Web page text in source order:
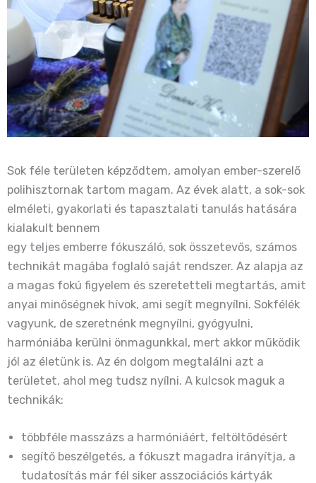
Sok féle területen képződtem, amolyan ember-szerelő
polihisztornak tartom magam. Az évek alatt, a sok-sok
elméleti, gyakorlati és tapasztalati tanulás hatására
kialakult bennem
egy teljes emberre fókuszáló, sok összetevős, számos
technikát magába foglaló saját rendszer. Az alapja az
a magas fokú figyelem és szeretetteli megtartás, amit
anyai minőségnek hívok, ami segít megnyílni. Sokfélék
vagyunk, de szeretnénk megnyílni, gyógyulni,
harmóniába kerülni önmagunkkal, mert akkor működik
jól az életünk is. Az én dolgom megtalálni azt a
területet, ahol meg tudsz nyílni. A kulcsok maguk a
technikák:
többféle masszázs a harmóniáért, feltöltődésért
segítő beszélgetés, a fókuszt magadra irányítja, a
tudatosítás már fél siker asszociációs kártyák